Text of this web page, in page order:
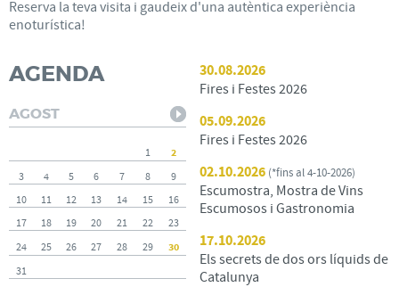
Reserva la teva visita i gaudeix d'una autèntica experiència
enoturística!
AGENDA
AGOST
1 2
3 4 5 6 7 8
9
10
11 12 13 14 15
16
17
18 19 20 21 22
23
24
25 26 27 28 29 30
31
30.08.2026
Fires i Festes 2026
05.09.2026
Fires i Festes 2026
02.10.2026 (*fins al 4-10-2026)
Escumostra, Mostra de Vins
Escumosos i Gastronomia
17.10.2026
Els secrets de dos ors líquids de
Catalunya